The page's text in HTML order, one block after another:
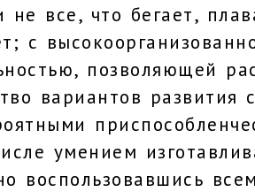
не все, что бегает,
с
позволяющей
вариантов развития
умением
воспользовавшись